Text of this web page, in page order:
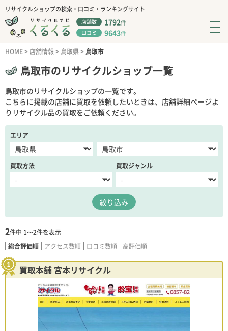
リサイクルショップの検索・口コミ・ランキングサイト
店舗数 1792件
口コミ 9643件
HOME>店舗情報 > 鳥取県>鳥取市
鳥取市のリサイクルショップ一覧
鳥取市のリサイクルショップの一覧です。
こちらに掲載の店舗に買取を依頼したいときは、店舗詳細ページよ
りリサイクル品の買取をご依頼ください。
エリア
買取方法 買取ジャンル
絞り込み
2件中 1〜2件を表示
総合評価順
アクセス数順 口コミ数順 高評価順
買取本舗 宮本リサイクル